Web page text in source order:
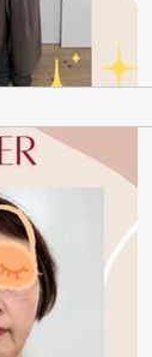
カラー48タイ